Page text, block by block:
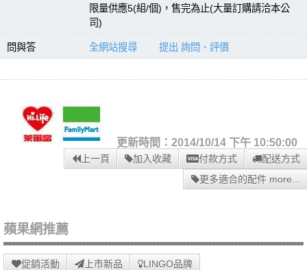
限量供應5(組/個)，售完為止(大量訂購請洽本公
司)
問與答 全網站搜尋 提出 詢問、評價
更新時間：2014/10/14 下午 10:50:00
上一頁 加入收藏 付款方式
配送方式
更多適合的配件 more...
蘋果網推薦
促銷活動 上市新品
LINGO品牌